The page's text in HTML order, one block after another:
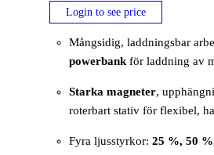
Login to see price
Mångsidig, laddningsbar
powerbank för laddning av
Starka magneter,
roterbart stativ för flexibel,
Fyra ljusstyrkor: 25 %, 50